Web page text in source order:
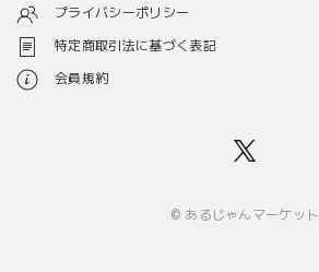
プライバシーポリシー
特定商取引法に基づく表記
会員規約
© あるじゃんマーケット